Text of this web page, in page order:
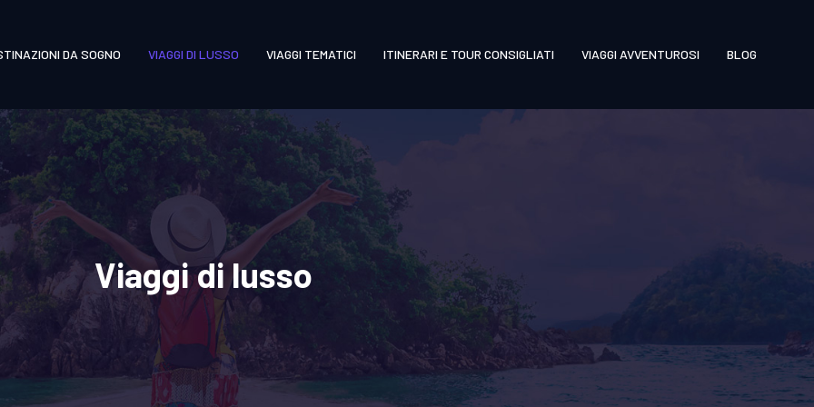
DA SOGNO VIAGGI DI LUSSO VIAGGI TEMATICI ITINERARI E TOUR CONSIGLIATI VIAGGI AVVENTUROSI BLOG
Viaggi di lusso